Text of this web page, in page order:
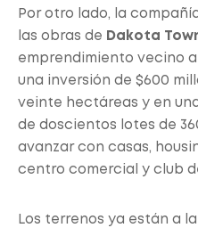
Por otro lado, la
las obras de Dakota
emprendimiento vecino
una inversión de $600
veinte hectáreas y en
de doscientos lotes de
avanzar con casas,
centro comercial y club
Los terrenos ya están a